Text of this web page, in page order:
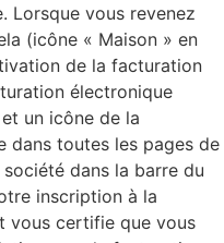
Lorsque vous revenez
(icône « Maison » en
de la facturation
électronique
un icône de la
dans toutes les pages de
dans la barre du
inscription à la
vous certifie que vous